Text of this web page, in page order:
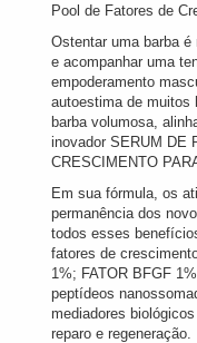
Pool de Fatores de
Ostentar uma barba
e acompanhar uma
empoderamento
autoestima de muitos
barba volumosa,
inovador SERUM DE
CRESCIMENTO
Em sua fórmula, os
permanência dos
todos esses
fatores de
1%; FATOR BFGF
peptídeos
mediadores
reparo e regeneração.